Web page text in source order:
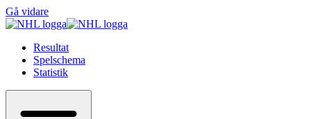
Gå vidare
Resultat
Spelschema
Statistik